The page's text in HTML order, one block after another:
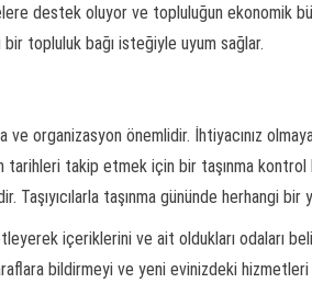
destek oluyor ve topluluğun ekonomik
topluluk bağı isteğiyle uyum sağlar.
organizasyon önemlidir. İhtiyacınız
tarihleri takip etmek için bir taşınma
taşınma gününde herhangi bir
içeriklerini ve ait oldukları odaları
bildirmeyi ve yeni evinizdeki hizmetleri